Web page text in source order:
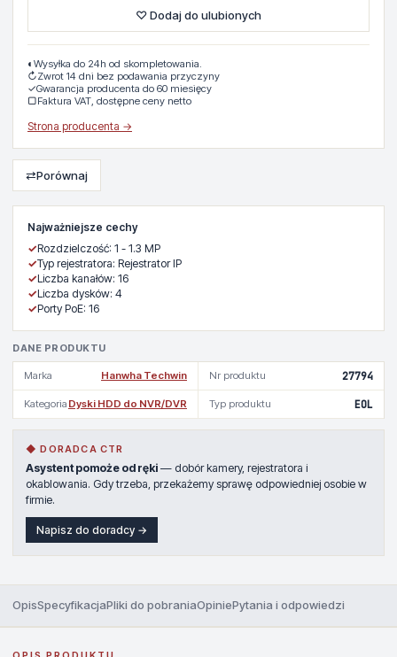
Najważniejsze cechy
✓Rozdzielczość: 1 - 1.3 MP
✓Typ rejestratora: Rejestrator IP
✓Liczba kanałów: 16
✓Liczba dysków: 4
✓Porty PoE: 16
DANE PRODUKTU
Marka Hanwha Techwin Nr produktu 27794
Kategoria Dyski HDD do NVR/DVR Typ produktu EOL
◆ DORADCA CTR
Asystent pomoże od ręki — dobór kamery, rejestratora i
okablowania. Gdy trzeba, przekażemy sprawę odpowiedniej osobie w
firmie.
Napisz do doradcy →
♡ Dodaj do ulubionych
◐ Wysyłka do 24h od skompletowania.
↻Zwrot 14 dni bez podawania przyczyny
✓Gwarancja producenta do 60 miesięcy
▢Faktura VAT, dostępne ceny netto
Strona producenta →
⇄Porównaj
OpisSpecyfikacjaPliki do pobraniaOpiniePytania i odpowiedzi